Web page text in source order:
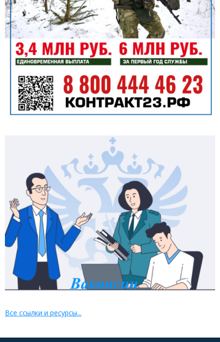
Все ссылки и ресурсы...